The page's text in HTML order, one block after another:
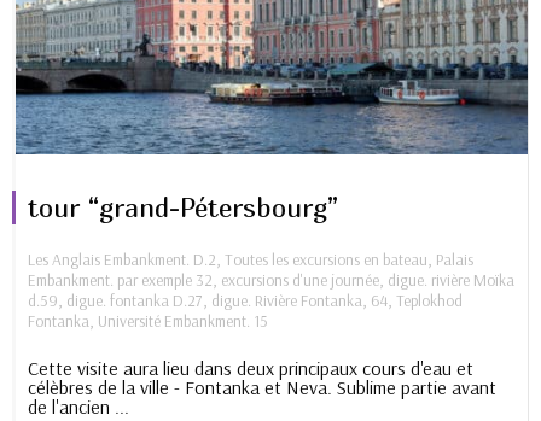
tour “grand-Pétersbourg”
Les Anglais Embankment. D.2 Toutes les excursions en bateau Palais
Embankment. par exemple 32 excursions d'une journée digue. rivière Moïka
d.59 digue. fontanka D.27 digue. Rivière Fontanka, 64 Teplokhod
Fontanka Université Embankment. 15
Cette visite aura lieu dans deux principaux cours d'eau et
célèbres de la ville - Fontanka et Neva. Sublime partie avant
de l'ancien ...